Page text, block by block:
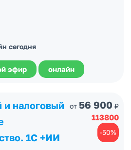
сегодня
эфир онлайн
и налоговый
1С +ИИ
от 56 900 ₽
113800
-50%